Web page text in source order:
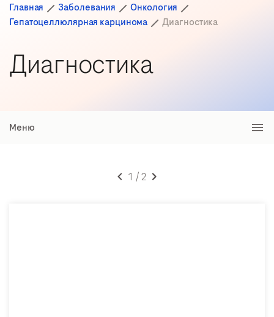
Главная Заболевания
Онкология
Гепатоцеллюлярная карцинома
Диагностика
Диагностика
Меню
1 / 2